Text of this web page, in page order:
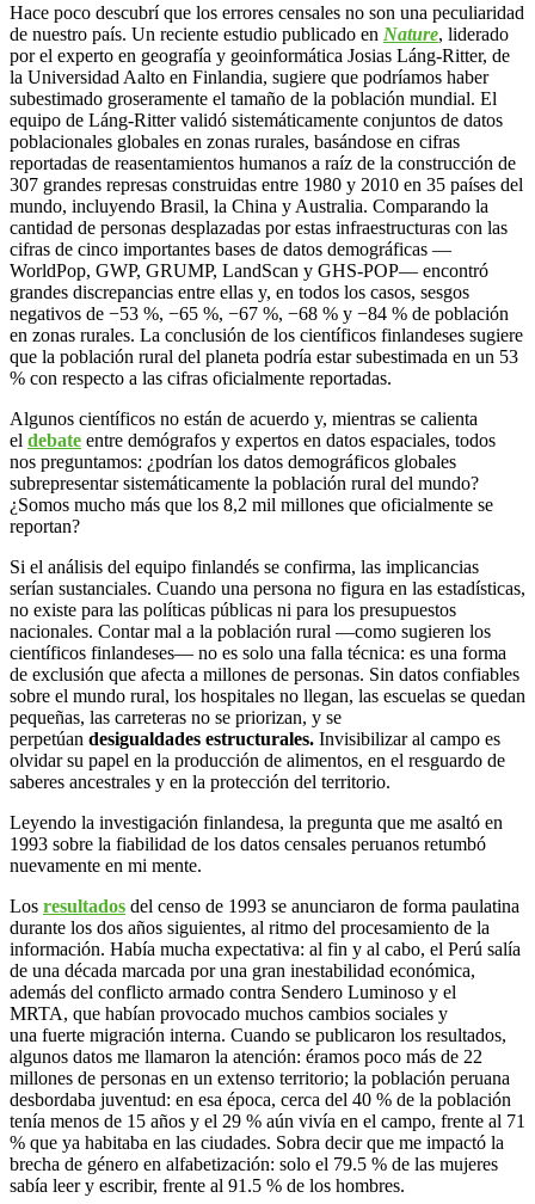
Hace poco descubrí que los errores censales no son una peculiaridad
de nuestro país. Un reciente estudio publicado en Nature, liderado
por el experto en geografía y geoinformática Josias Láng-Ritter, de
la Universidad Aalto en Finlandia, sugiere que podríamos haber
subestimado groseramente el tamaño de la población mundial. El
equipo de Láng-Ritter validó sistemáticamente conjuntos de datos
poblacionales globales en zonas rurales, basándose en cifras
reportadas de reasentamientos humanos a raíz de la construcción de
307 grandes represas construidas entre 1980 y 2010 en 35 países del
mundo, incluyendo Brasil, la China y Australia. Comparando la
cantidad de personas desplazadas por estas infraestructuras con las
cifras de cinco importantes bases de datos demográficas —
WorldPop, GWP, GRUMP, LandScan y GHS-POP— encontró
grandes discrepancias entre ellas y, en todos los casos, sesgos
negativos de −53 %, −65 %, −67 %, −68 % y −84 % de población
en zonas rurales. La conclusión de los científicos finlandeses sugiere
que la población rural del planeta podría estar subestimada en un 53
% con respecto a las cifras oficialmente reportadas.
Algunos científicos no están de acuerdo y, mientras se calienta
el debate entre demógrafos y expertos en datos espaciales, todos
nos preguntamos: ¿podrían los datos demográficos globales
subrepresentar sistemáticamente la población rural del mundo?
¿Somos mucho más que los 8,2 mil millones que oficialmente se
reportan?
Si el análisis del equipo finlandés se confirma, las implicancias
serían sustanciales. Cuando una persona no figura en las estadísticas,
no existe para las políticas públicas ni para los presupuestos
nacionales. Contar mal a la población rural —como sugieren los
científicos finlandeses— no es solo una falla técnica: es una forma
de exclusión que afecta a millones de personas. Sin datos confiables
sobre el mundo rural, los hospitales no llegan, las escuelas se quedan
pequeñas, las carreteras no se priorizan, y se
perpetúan desigualdades estructurales. Invisibilizar al campo es
olvidar su papel en la producción de alimentos, en el resguardo de
saberes ancestrales y en la protección del territorio.
Leyendo la investigación finlandesa, la pregunta que me asaltó en
1993 sobre la fiabilidad de los datos censales peruanos retumbó
nuevamente en mi mente.
Los resultados del censo de 1993 se anunciaron de forma paulatina
durante los dos años siguientes, al ritmo del procesamiento de la
información. Había mucha expectativa: al fin y al cabo, el Perú salía
de una década marcada por una gran inestabilidad económica,
además del conflicto armado contra Sendero Luminoso y el
MRTA, que habían provocado muchos cambios sociales y
una fuerte migración interna. Cuando se publicaron los resultados,
algunos datos me llamaron la atención: éramos poco más de 22
millones de personas en un extenso territorio; la población peruana
desbordaba juventud: en esa época, cerca del 40 % de la población
tenía menos de 15 años y el 29 % aún vivía en el campo, frente al 71
% que ya habitaba en las ciudades. Sobra decir que me impactó la
brecha de género en alfabetización: solo el 79.5 % de las mujeres
sabía leer y escribir, frente al 91.5 % de los hombres.